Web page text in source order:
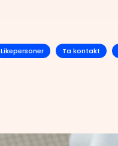
Likepersoner Ta kontakt